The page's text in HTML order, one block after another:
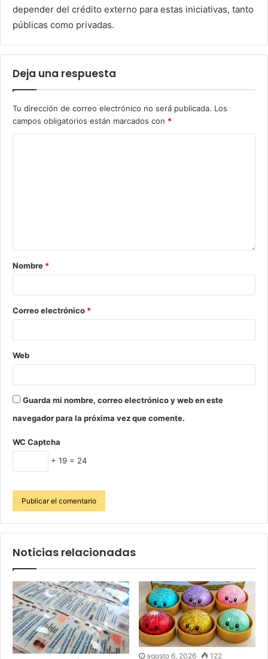
depender del crédito externo para estas iniciativas, tanto
públicas como privadas.
Deja una respuesta
Tu dirección de correo electrónico no será publicada. Los
campos obligatorios están marcados con *
Nombre *
Correo electrónico *
Web
Guarda mi nombre, correo electrónico y web en este
navegador para la próxima vez que comente.
WC Captcha
+ 19 = 24
Noticias relacionadas
agosto 6, 2026 122